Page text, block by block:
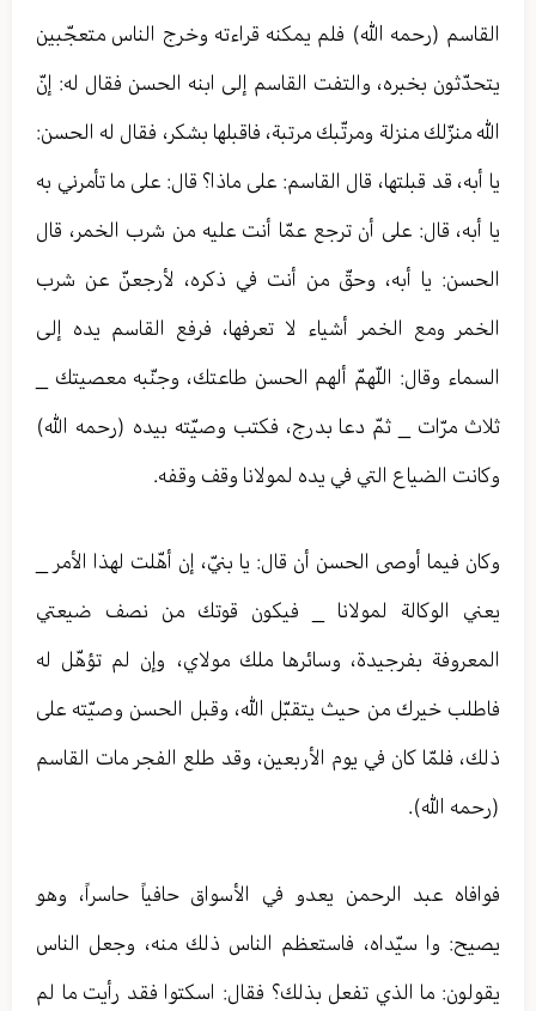
القاسم (رحمه الله) فلم يمكنه قراءته وخرج الناس متعجّبين
يتحدّثون بخبره، والتفت القاسم إلى ابنه الحسن فقال له: إنّ
الله منزّلك منزلة ومرتّبك مرتبة، فاقبلها بشكر، فقال له الحسن:
يا أبه، قد قبلتها، قال القاسم: على ماذا؟ قال: على ما تأمرني به
يا أبه، قال: على أن ترجع عمّا أنت عليه من شرب الخمر، قال
الحسن: يا أبه، وحقّ من أنت في ذكره، لأرجعنّ عن شرب
الخمر ومع الخمر أشياء لا تعرفها، فرفع القاسم يده إلى
السماء وقال: اللّهمّ ألهم الحسن طاعتك، وجنّبه معصيتك _
ثلاث مرّات _ ثمّ دعا بدرج، فكتب وصيّته بيده (رحمه الله)
وكانت الضياع التي في يده لمولانا وقف وقفه.
وكان فيما أوصى الحسن أن قال: يا بنيّ، إن أهّلت لهذا الأمر _
يعني الوكالة لمولانا _ فيكون قوتك من نصف ضيعتي
المعروفة بفرجيدة، وسائرها ملك مولاي، وإن لم تؤهّل له
فاطلب خيرك من حيث يتقبّل الله، وقبل الحسن وصيّته على
ذلك، فلمّا كان في يوم الأربعين، وقد طلع الفجر مات القاسم
(رحمه الله).
فوافاه عبد الرحمن يعدو في الأسواق حافياً حاسراً، وهو
يصيح: وا سيّداه، فاستعظم الناس ذلك منه، وجعل الناس
يقولون: ما الذي تفعل بذلك؟ فقال: اسكتوا فقد رأيت ما لم